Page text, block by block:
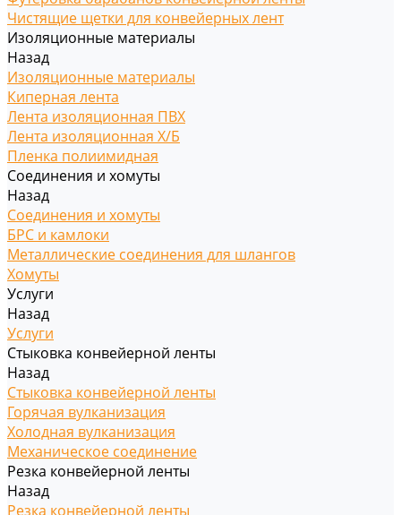
Чистящие щетки для конвейерных лент
Изоляционные материалы
Назад
Изоляционные материалы
Киперная лента
Лента изоляционная ПВХ
Лента изоляционная Х/Б
Пленка полиимидная
Соединения и хомуты
Назад
Соединения и хомуты
БРС и камлоки
Металлические соединения для шлангов
Хомуты
Услуги
Назад
Услуги
Стыковка конвейерной ленты
Назад
Стыковка конвейерной ленты
Горячая вулканизация
Холодная вулканизация
Механическое соединение
Резка конвейерной ленты
Назад
Резка конвейерной ленты